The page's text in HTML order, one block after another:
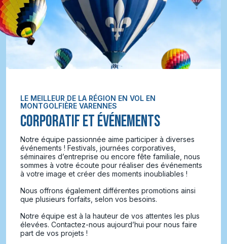
LE MEILLEUR DE LA RÉGION EN VOL EN
MONTGOLFIÈRE VARENNES
CORPORATIF ET ÉVÉNEMENTS
Notre équipe passionnée aime participer à diverses
événements ! Festivals, journées corporatives,
séminaires d’entreprise ou encore fête familiale, nous
sommes à votre écoute pour réaliser des événements
à votre image et créer des moments inoubliables !
Nous offrons également différentes promotions ainsi
que plusieurs forfaits, selon vos besoins.
Notre équipe est à la hauteur de vos attentes les plus
élevées. Contactez-nous aujourd’hui pour nous faire
part de vos projets !